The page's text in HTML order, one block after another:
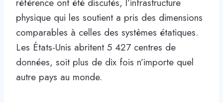
référence ont été discutés, l’infrastructure
physique qui les soutient a pris des dimensions
comparables à celles des systèmes étatiques.
Les États-Unis abritent 5 427 centres de
données, soit plus de dix fois n’importe quel
autre pays au monde.